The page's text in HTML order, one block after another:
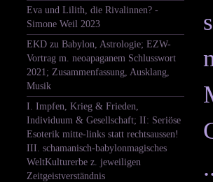
Eva und Lilith, die Rivalinnen? -
Simone Weil 2023
EKD zu Babylon, Astrologie; EZW-
Vortrag m. neoapaganem Schlusswort
2021; Zusammenfassung, Ausklang,
Musik
I. Impfen, Krieg & Frieden,
Individuum & Gesellschaft; II: Seriöse
Esoterik mitte-links statt rechtsaussen!
III. schamanisch-babylonmagisches
WeltKulturerbe z. jeweiligen
Zeitgeistverständnis